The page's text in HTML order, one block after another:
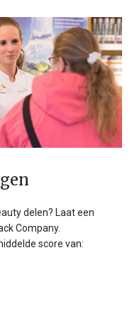
delen? Laat een
Company.
score van: